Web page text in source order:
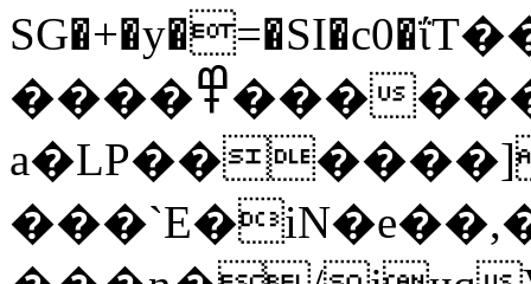
SG�+�y�=�SI�c0�ΐT
����߾������H����oWo����xWE��rw2�?